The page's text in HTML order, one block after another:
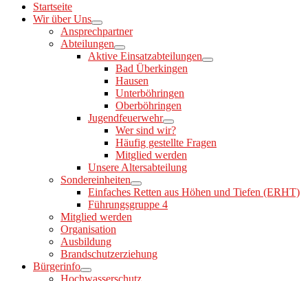
Startseite
Wir über Uns
Ansprechpartner
Abteilungen
Aktive Einsatzabteilungen
Bad Überkingen
Hausen
Unterböhringen
Oberböhringen
Jugendfeuerwehr
Wer sind wir?
Häufig gestellte Fragen
Mitglied werden
Unsere Altersabteilung
Sondereinheiten
Einfaches Retten aus Höhen und Tiefen (ERHT)
Führungsgruppe 4
Mitglied werden
Organisation
Ausbildung
Brandschutzerziehung
Bürgerinfo
Hochwasserschutz